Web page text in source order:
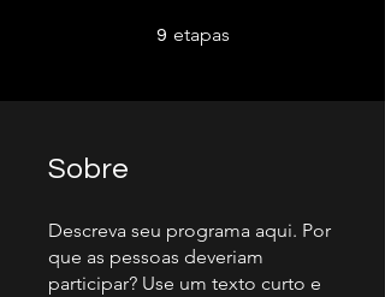
9 etapas
Sobre
Descreva seu programa aqui. Por
que as pessoas deveriam
participar? Use um texto curto e